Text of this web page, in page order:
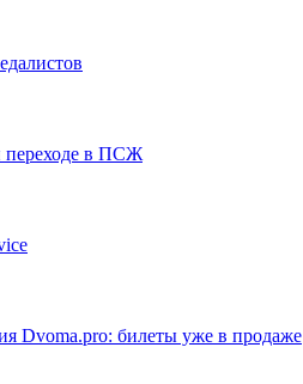
переходе в ПСЖ
Dvoma.pro: билеты уже в продаже